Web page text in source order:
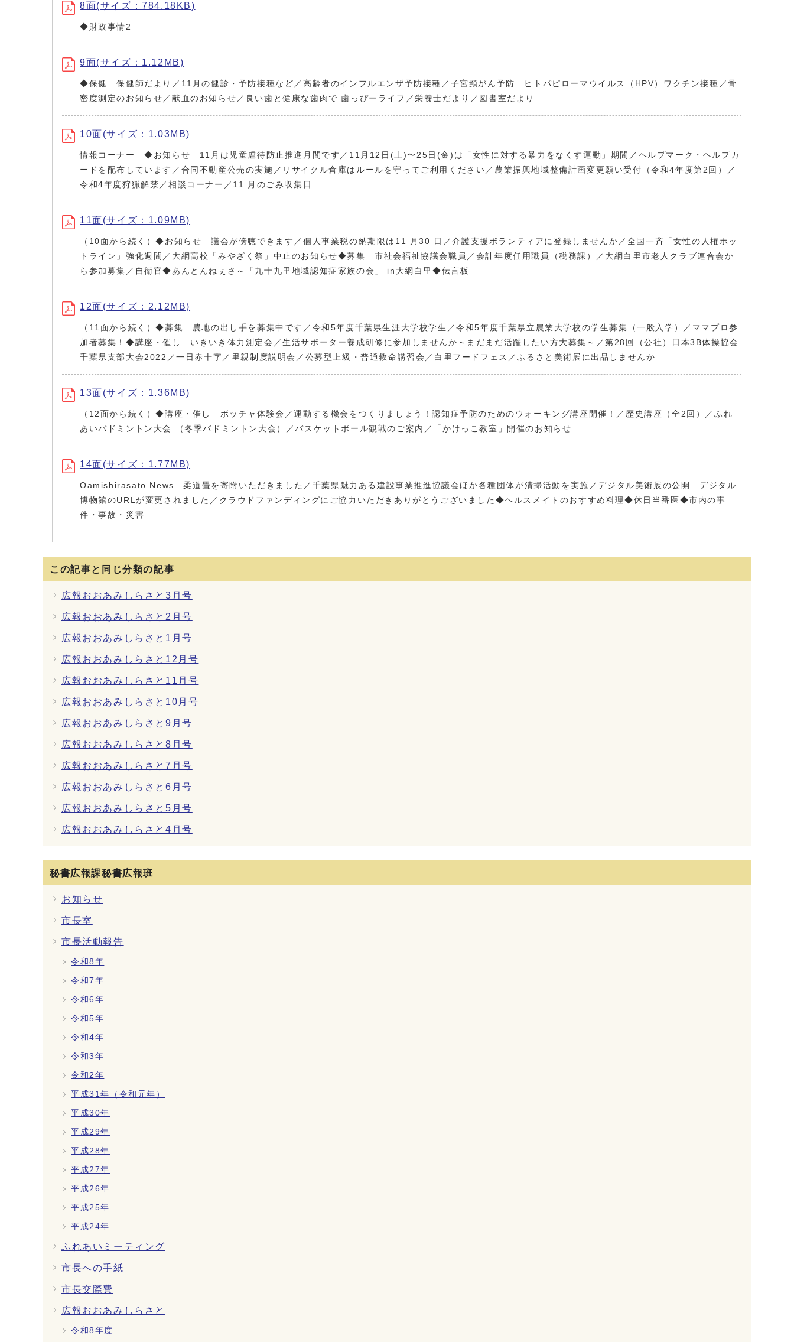
8面(サイズ：784.18KB)
◆財政事情2
9面(サイズ：1.12MB)
◆保健 保健師だより／11月の健診・予防接種など／高齢者のインフルエンザ予防接種／子宮頸がん予防 ヒトパピローマウイルス（HPV）ワクチン接種／骨
密度測定のお知らせ／献血のお知らせ／良い歯と健康な歯肉で 歯っぴーライフ／栄養士だより／図書室だより
10面(サイズ：1.03MB)
情報コーナー ◆お知らせ 11月は児童虐待防止推進月間です／11月12日(土)〜25日(金)は「女性に対する暴力をなくす運動」期間／ヘルプマーク・ヘルプカ
ードを配布しています／合同不動産公売の実施／リサイクル倉庫はルールを守ってご利用ください／農業振興地域整備計画変更願い受付（令和4年度第2回）／
令和4年度狩猟解禁／相談コーナー／11 月のごみ収集日
11面(サイズ：1.09MB)
（10面から続く）◆お知らせ 議会が傍聴できます／個人事業税の納期限は11 月30 日／介護支援ボランティアに登録しませんか／全国一斉「女性の人権ホッ
トライン」強化週間／大網高校「みやざく祭」中止のお知らせ◆募集 市社会福祉協議会職員／会計年度任用職員（税務課）／大網白里市老人クラブ連合会か
ら参加募集／自衛官◆あんとんねぇさ～「九十九里地域認知症家族の会」 in大網白里◆伝言板
12面(サイズ：2.12MB)
（11面から続く）◆募集 農地の出し手を募集中です／令和5年度千葉県生涯大学校学生／令和5年度千葉県立農業大学校の学生募集（一般入学）／ママプロ参
加者募集！◆講座・催し いきいき体力測定会／生活サポーター養成研修に参加しませんか～まだまだ活躍したい方大募集～／第28回（公社）日本3B体操協会
千葉県支部大会2022／一日赤十字／里親制度説明会／公募型上級・普通救命講習会／白里フードフェス／ふるさと美術展に出品しませんか
13面(サイズ：1.36MB)
（12面から続く）◆講座・催し ボッチャ体験会／運動する機会をつくりましょう！認知症予防のためのウォーキング講座開催！／歴史講座（全2回）／ふれ
あいバドミントン大会 （冬季バドミントン大会）／バスケットボール観戦のご案内／「かけっこ教室」開催のお知らせ
14面(サイズ：1.77MB)
Oamishirasato News 柔道畳を寄附いただきました／千葉県魅力ある建設事業推進協議会ほか各種団体が清掃活動を実施／デジタル美術展の公開 デジタル
博物館のURLが変更されました／クラウドファンディングにご協力いただきありがとうございました◆ヘルスメイトのおすすめ料理◆休日当番医◆市内の事
件・事故・災害
この記事と同じ分類の記事
広報おおあみしらさと3月号
広報おおあみしらさと2月号
広報おおあみしらさと1月号
広報おおあみしらさと12月号
広報おおあみしらさと11月号
広報おおあみしらさと10月号
広報おおあみしらさと9月号
広報おおあみしらさと8月号
広報おおあみしらさと7月号
広報おおあみしらさと6月号
広報おおあみしらさと5月号
広報おおあみしらさと4月号
秘書広報課秘書広報班
お知らせ
市長室
市長活動報告
令和8年
令和7年
令和6年
令和5年
令和4年
令和3年
令和2年
平成31年（令和元年）
平成30年
平成29年
平成28年
平成27年
平成26年
平成25年
平成24年
ふれあいミーティング
市長への手紙
市長交際費
広報おおあみしらさと
令和8年度